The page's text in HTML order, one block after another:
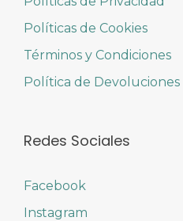
Políticas de Cookies
Términos y Condiciones
Política de Devoluciones
Redes Sociales
Facebook
Instagram